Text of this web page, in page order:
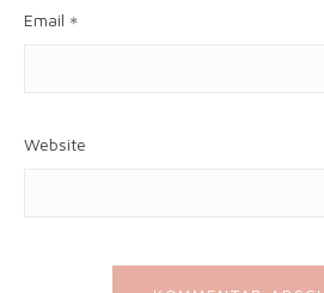
Email *
Website